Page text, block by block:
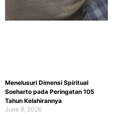
Menelusuri Dimensi Spiritual
Soeharto pada Peringatan 105
Tahun Kelahirannya
June 8, 2026